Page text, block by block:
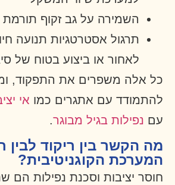
השמירה על גב זקוף תורמת
תרגול אסטרטגיות תנועה
לאחור או ביצוע בטוח של
כל אלה משפרים את התפקוד,
להתמודד עם אתגרים כמו אי
עם נפילות בגיל מבוגר.
מה הקשר בין ריקוד לבין
המערכת הקוגניטיבית?
חוסר יציבות וסכנת נפילות הם